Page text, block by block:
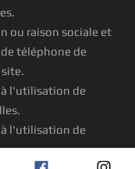
ou raison sociale et
téléphone de
l'utilisation de
l'utilisation de